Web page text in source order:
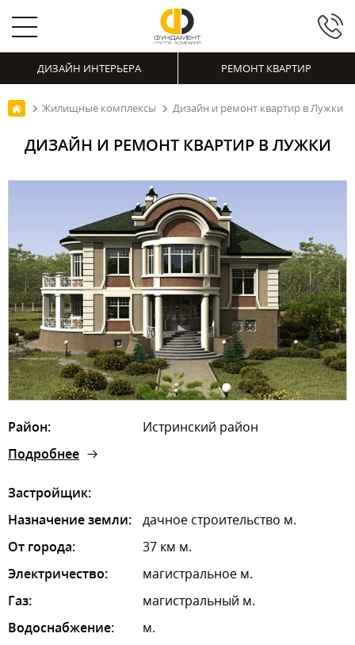
ДИЗАЙН ИНТЕРЬЕРА РЕМОНТ КВАРТИР
Жилищные комплексы Дизайн и ремонт квартир в Лужки
ДИЗАЙН И РЕМОНТ КВАРТИР В ЛУЖКИ
Район:
Истринский район
Подробнее
Застройщик:
Назначение земли:
дачное строительство м.
От города:
37 км м.
Электричество:
магистральное м.
Газ:
магистральный м.
Водоснабжение:
м.